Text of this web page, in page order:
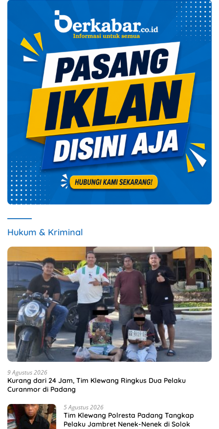
Hukum & Kriminal
9 Agustus 2026
Kurang dari 24 Jam, Tim Klewang Ringkus Dua Pelaku
Curanmor di Padang
5 Agustus 2026
Tim Klewang Polresta Padang Tangkap
Pelaku Jambret Nenek-Nenek di Solok